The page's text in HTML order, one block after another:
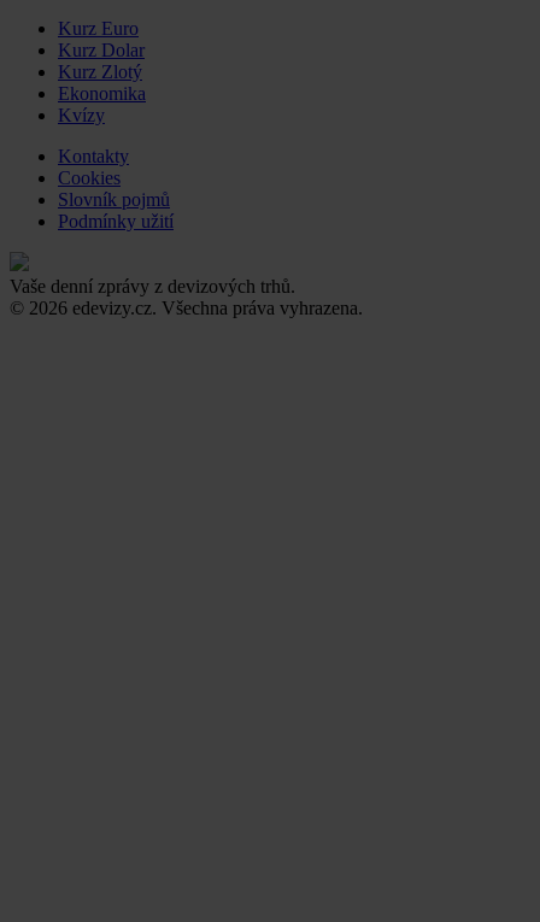
Kurz Euro
Kurz Dolar
Kurz Zlotý
Ekonomika
Kvízy
Kontakty
Cookies
Slovník pojmů
Podmínky užití
Vaše denní zprávy z devizových trhů.
© 2026 edevizy.cz. Všechna práva vyhrazena.